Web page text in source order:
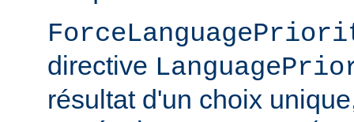
directive
résultat d'un choix